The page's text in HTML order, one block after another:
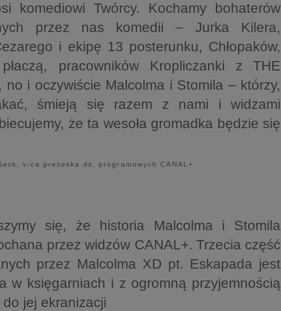
komediowi Twórcy. Kochamy bohaterów
przez nas komedii – Jurka Kilera,
i ekipę 13 posterunku, Chłopaków,
pracowników Kropliczanki z THE
no i oczywiście Malcolma i Stomila – którzy,
śmieją się razem z nami i widzami
że ta wesoła gromadka będzie się
v-ce prezeska ds. programowych CANAL+
się, że historia Malcolma i Stomila
przez widzów CANAL+. Trzecia część
przez Malcolma XD pt. Eskapada jest
w księgarniach i z ogromną przyjemnością
jej ekranizacji